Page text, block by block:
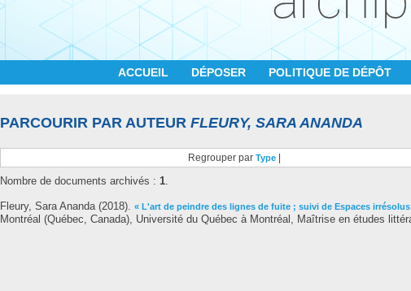
ACCUEIL DÉPOSER POLITIQUE DE DÉPÔT
PARCOURIR PAR AUTEUR FLEURY, SARA ANANDA
Regrouper par Type
Nombre de documents archivés : 1.
Fleury, Sara Ananda(2018). « L'art de peindre des lignes de fuite ; suivi de Espaces irrésolus
Montréal (Québec, Canada), Université du Québec à Montréal, Maîtrise en études